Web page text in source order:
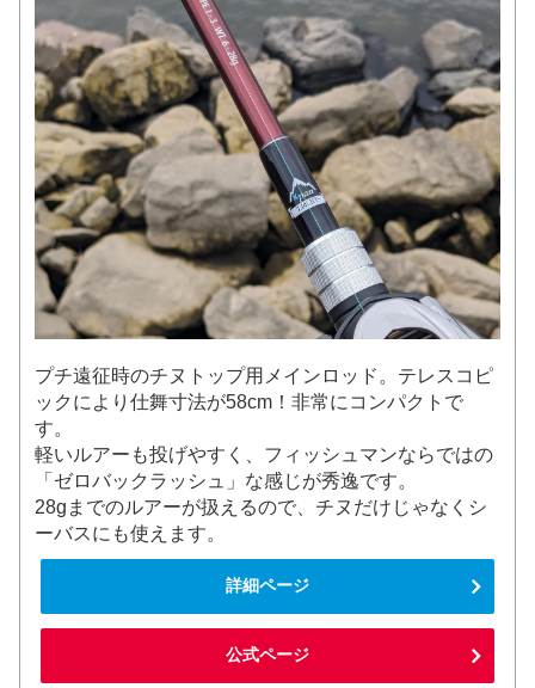
プチ遠征時のチヌトップ用メインロッド。テレスコピ
ックにより仕舞寸法が58cm！非常にコンパクトで
す。
軽いルアーも投げやすく、フィッシュマンならではの
「ゼロバックラッシュ」な感じが秀逸です。
28gまでのルアーが扱えるので、チヌだけじゃなくシ
ーバスにも使えます。
詳細ページ
公式ページ